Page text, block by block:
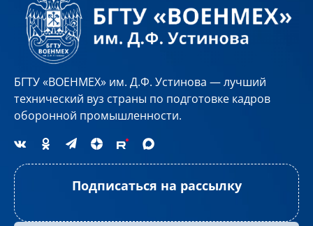
БГТУ «ВОЕНМЕХ» им. Д.Ф. Устинова — лучший
технический вуз страны по подготовке кадров
оборонной промышленности.
Подписаться на рассылку